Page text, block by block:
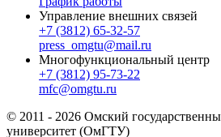
Управление внешних связей
+7 (3812) 65-32-57
press_omgtu@mail.ru
Многофункциональный центр
+7 (3812) 95-73-22
mfc@omgtu.ru
© 2011 - 2026 Омский
университет (ОмГТУ)